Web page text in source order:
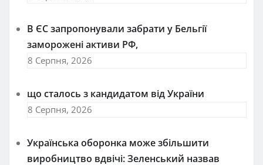
В ЄС запропонували забрати у Бельгії
заморожені активи РФ,
8 Серпня, 2026
що сталось з кандидатом від України
8 Серпня, 2026
Українська оборонка може збільшити
виробництво вдвічі: Зеленський назвав